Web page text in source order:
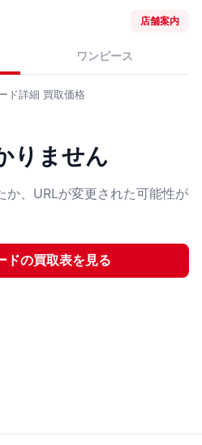
店舗案内
ワンピース
ド詳細 買取価格
りません
か、URLが変更された可能性が
ドの買取表を見る